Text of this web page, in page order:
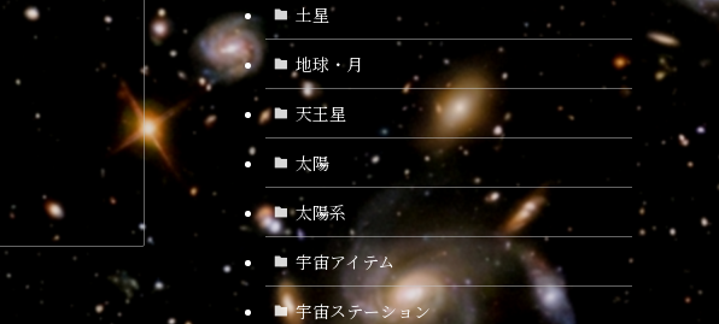
土星
地球・月
天王星
太陽
太陽系
宇宙アイテム
宇宙ステーション